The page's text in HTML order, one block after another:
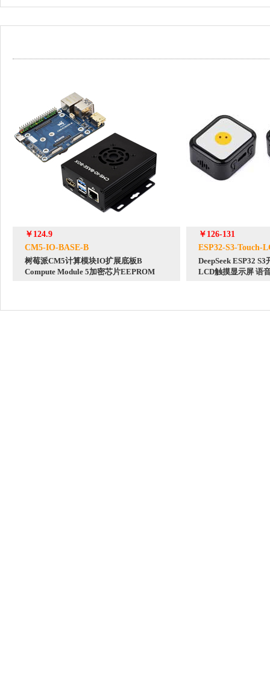
￥124.9
CM5-IO-BASE-B
树莓派CM5计算模块IO扩展底板B
Compute Module 5加密芯片EEPROM
￥126-131
ESP32-S3-Touch-
DeepSeek ESP32
LCD触摸显示屏 语